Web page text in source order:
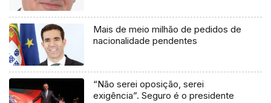
Mais de meio milhão de pedidos de
nacionalidade pendentes
“Não serei oposição, serei
exigência”. Seguro é o presidente